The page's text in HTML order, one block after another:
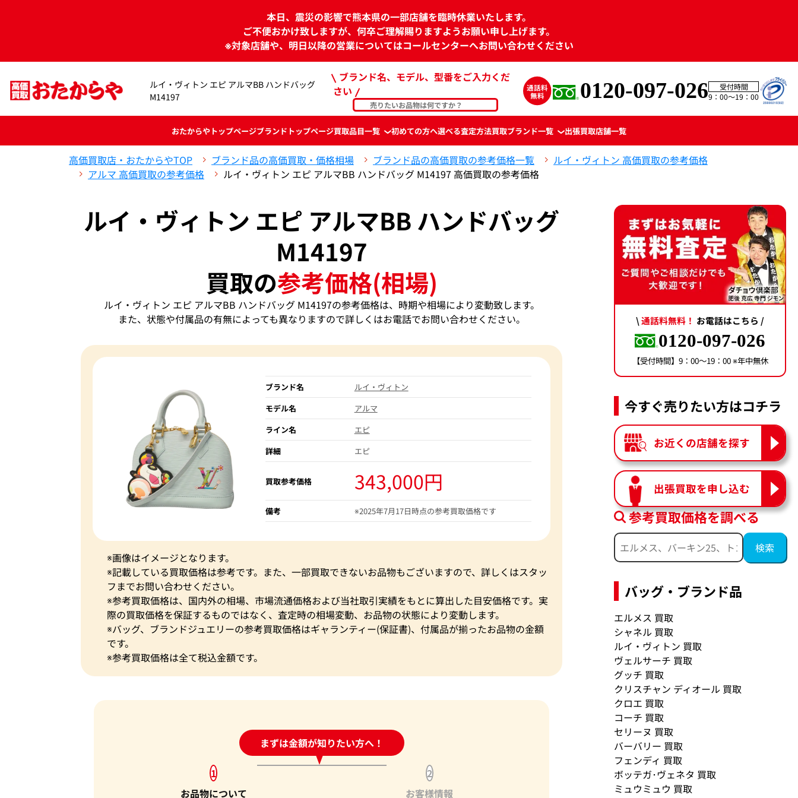
本日、震災の影響で熊本県の一部店舗を臨時休業いたします。
ご不便おかけ致しますが、何卒ご理解賜りますようお願い申し上げます。
※対象店舗や、明日以降の営業についてはコールセンターへお問い合わせください
ルイ・ヴィトン エピ アルマBB ハンドバッグ
M14197
ブランド名、モデル、型番をご入力くだ
さい
0120-097-026
受付時間
9：00〜19：00
おたからやトップページブランド トップページ買取品目一覧 初めての方へ選べる査定方法買取ブランド一覧 出張買取店舗一覧
高価買取店・おたからやTOP ブランド品の高価買取・価格相場 ブランド品の高価買取の参考価格一覧
ルイ・ヴィトン 高価買取の参考価格
アルマ 高価買取の参考価格
ルイ・ヴィトン エピ アルマBB ハンドバッグ M14197 高価買取の参考価格
ルイ・ヴィトン エピ アルマBB ハンドバッグ
M14197
買取の参考価格(相場)
ルイ・ヴィトン エピ アルマBB ハンドバッグ M14197の参考価格は、時期や相場により変動致します。
また、状態や付属品の有無によっても異なりますので詳しくはお電話でお問い合わせください。
ブランド名
ルイ・ヴィトン
モデル名
アルマ
ライン名
エピ
詳細
エピ
買取参考価格 343,000円
備考 ※2025年7月17日時点の参考買取価格です
※画像はイメージとなります。
※記載している買取価格は参考です。また、一部買取できないお品物もございますので、詳しくはスタッ
フまでお問い合わせください。
※参考買取価格は、国内外の相場、市場流通価格および当社取引実績をもとに算出した目安価格です。実
際の買取価格を保証するものではなく、査定時の相場変動、お品物の状態により変動します。
※バッグ、ブランドジュエリーの参考買取価格はギャランティー(保証書)、付属品が揃ったお品物の金額
です。
※参考買取価格は全て税込金額です。
まずは金額が知りたい方へ！
24時間受付中!問い合わせフォーム
1
お品物について
2
お客様情報
\通話料無料！ お電話はこちら /
0120-097-026
【受付時間】9：00〜19：00 ※年中無休
今すぐ売りたい方はコチラ
お近くの店舗を探す
出張買取を申し込む
参考買取価格を調べる
バッグ・ブランド品
エルメス 買取
シャネル 買取
ルイ・ヴィトン 買取
ヴェルサーチ 買取
グッチ 買取
クリスチャン ディオール 買取
クロエ 買取
コーチ 買取
セリーヌ 買取
バーバリー 買取
フェンディ 買取
ボッテガ･ヴェネタ 買取
ミュウミュウ 買取